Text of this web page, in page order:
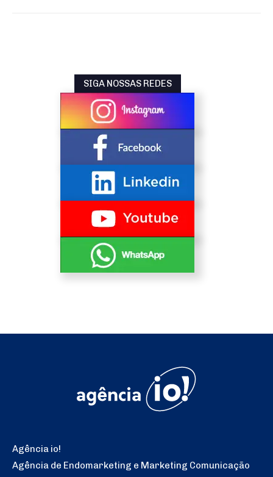
SIGA NOSSAS REDES
Agência io!
Agência de Endomarketing e Marketing Comunicação